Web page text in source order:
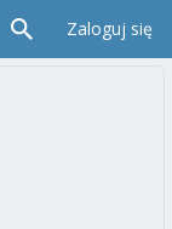
Zaloguj się